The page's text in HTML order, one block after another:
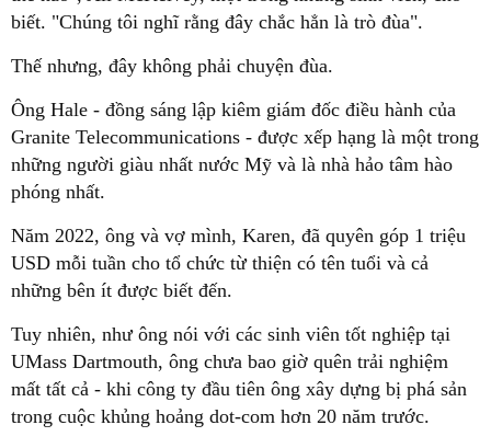
biết. "Chúng tôi nghĩ rằng đây chắc hẳn là trò đùa".
Thế nhưng, đây không phải chuyện đùa.
Ông Hale - đồng sáng lập kiêm giám đốc điều hành của
Granite Telecommunications - được xếp hạng là một trong
những người giàu nhất nước Mỹ và là nhà hảo tâm hào
phóng nhất.
Năm 2022, ông và vợ mình, Karen, đã quyên góp 1 triệu
USD mỗi tuần cho tổ chức từ thiện có tên tuổi và cả
những bên ít được biết đến.
Tuy nhiên, như ông nói với các sinh viên tốt nghiệp tại
UMass Dartmouth, ông chưa bao giờ quên trải nghiệm
mất tất cả - khi công ty đầu tiên ông xây dựng bị phá sản
trong cuộc khủng hoảng dot-com hơn 20 năm trước.